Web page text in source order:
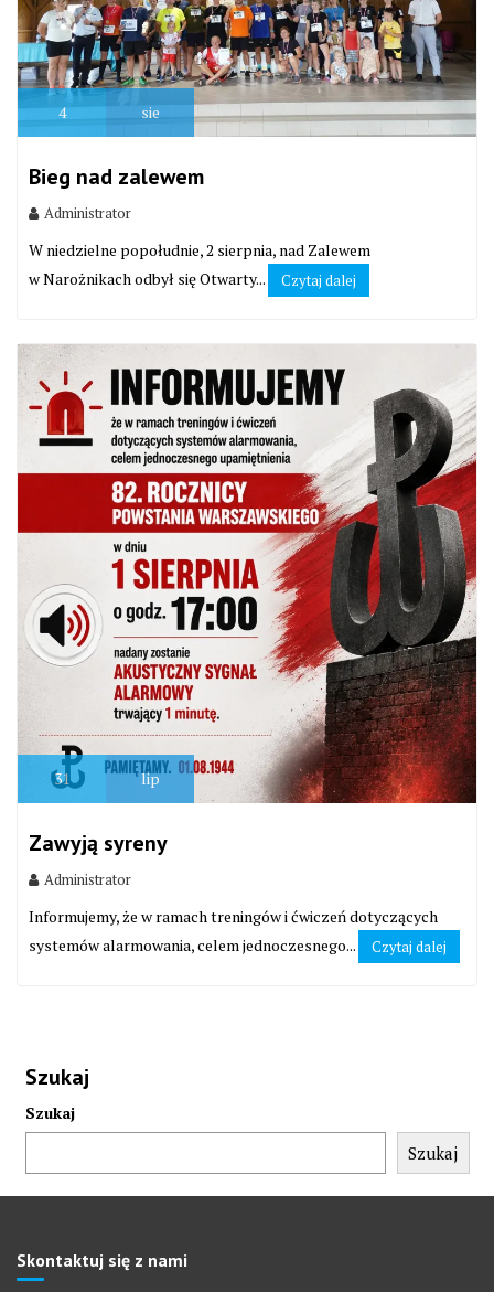
4 sie
Bieg nad zalewem
Administrator
W niedzielne popołudnie, 2 sierpnia, nad Zalewem
w Narożnikach odbył się Otwarty...
Czytaj dalej
31 lip
Zawyją syreny
Administrator
Informujemy, że w ramach treningów i ćwiczeń dotyczących
systemów alarmowania, celem jednoczesnego...
Czytaj dalej
Szukaj
Szukaj
Szukaj
Skontaktuj się z nami